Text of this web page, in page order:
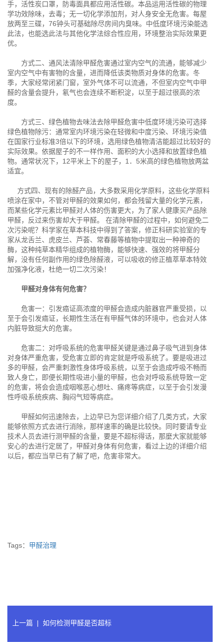
手，活性炭口罩，防毒面具都应用活性碳。本品运用活性碳的物理
学功效除味，去毒；无一切化学添加剂，对人身安全无危害。每屋
放两至三碟，76钟头可基础除尽房间内臭味。中低度环境污染能选
此法，也能选此法与其他化学法综合性应用，环境整治实际效果更
优。
方式二、通风法清除甲醛危害通过室内空气的流通，能够减少
室内空气中有害物的含量，进而降低该类物质对身体的危害。冬
季，大家经常闭紧门窗，室外气体不可以流通，不但室内空气中甲
醛的含量会提升，氡气也会连续不断积淀，以至于超过很高的浓
度。
方式三、绿色植物去味法去除甲醛危害中低度环境污染可选择
绿色植物除污：通常室内环境污染在轻微和中度污染、环境污染值
在国家行业标准3倍以下的环境，选用绿色植物清洁能超过比较好的
实际效果。依据屋子的不一样作用、面积的大小选择和放置绿色植
物。通常状况下，12平米上下的屋子，1．5米高的绿色植物放两盆
适宜。
方式四、现有的除醛产品，大多数采用化学原料，这些化学原料
喷涂在家中，不管对甲醛的效果如何，都会残留大量的化学元素，
而某些化学元素比甲醛对人体的伤害更大，为了家人健康买产品除
甲醛，反过来伤害却大于甲醛。 在清除甲醛的过程中，如何避免二
次污染呢？科学家在草本科技中得到了答案，修正科研实验室的专
家从龙舌兰、虎皮兰、芦荟、常春藤等植物中提取出一种神奇的
酶，这种纯草本精华组成的植物酶，能够快速、强效的将甲醛分
解，没有任何副作用的绿色除醛液，可以吸收的修正植萃草本特效
加强净化液，杜绝一切二次污染！
甲醛对身体有何危害？
危害一：引发癌证高浓度的甲醛会造成内脏器官严重受损，以
至于会引发癌证，长期性生活在有甲醛气体的环境中，也会对人体
内脏导致挺大的危害。
危害二：对呼吸系统的危害甲醛关键是通过鼻子吸气进到身体
对身体严重危害，受危害立即的肯定就是呼吸系统了。要是吸进过
多的甲醛，会严重刺激性身体呼吸系统，以至于会造成呼吸不畅而
致人身亡，即便长期性吸进小量的甲醛，也会对呼吸系统导致一定
的危害，将会会造成咽喉恶心想吐、痛疼等病症，以至于会引发漫
性呼吸系统疾病、胸闷气短等病症。
甲醛如何迅速除去，上边早已为您详细介绍了几类方式，大家
能够依照方式去进行消除，那样速率的确是比较快。同时要请专业
技术人员去进行测甲醛的含量，要是不超标得话，那麼大家就能够
安心的去进行定居了，甲醛对身体有何危害，看过上边的详细介绍
以后，都应当早已有了解了吧，危害非常大。
Tags： 甲醛治理
上一篇 | 如何检测甲醛是否超标